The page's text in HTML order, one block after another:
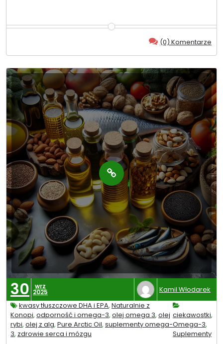
(0) Komentarze
30 wrz
2025
Kamil Włodarek
kwasy tłuszczowe DHA i EPA, Naturalnie z
Konopi, odporność i omega-3, olej omega 3, olej
rybi, olej z alg, Pure Arctic Oil, suplementy omega-
3, zdrowie serca i mózgu
ciekawostki,
Omega-3,
Suplementy